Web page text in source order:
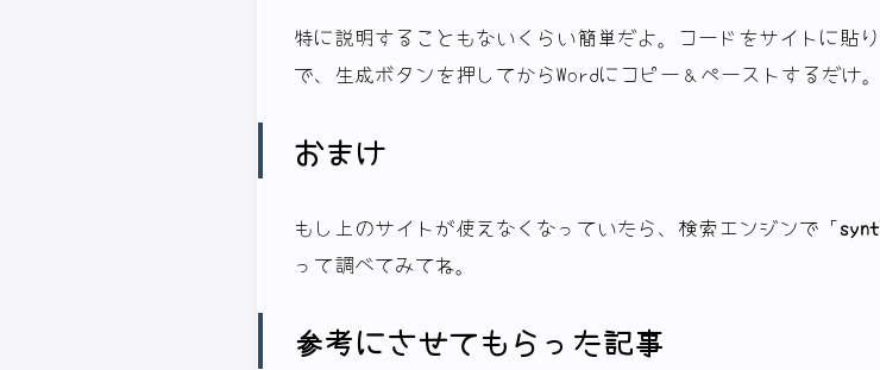
特に説明することもないくらい簡単だよ。コードをサイトに貼
で、生成ボタンを押してからWordにコピー＆ペーストするだけ。
おまけ
もし上のサイトが使えなくなっていたら、検索エンジンで「
って調べてみてね。
参考にさせてもらった記事